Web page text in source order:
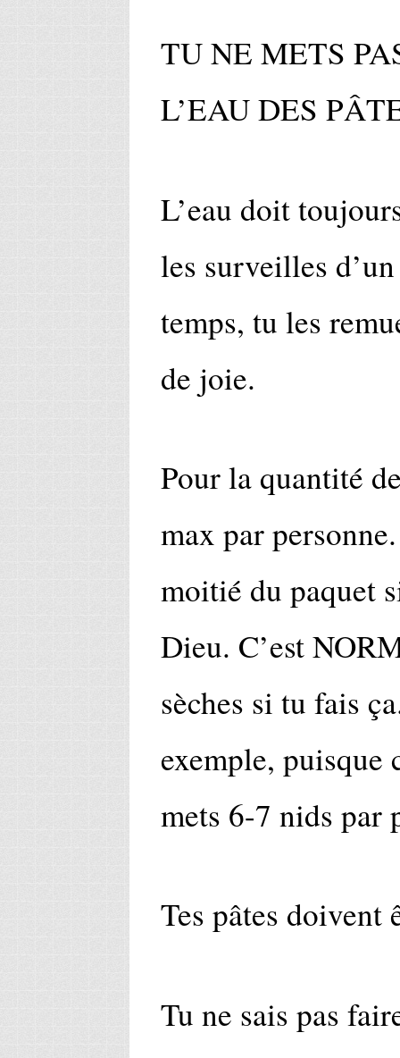
TU NE METS
L’EAU DES
L’eau doit
les surveilles
temps, tu les
de joie.
Pour la quantité
max par
moitié du paquet
Dieu. C’est
sèches si tu fais
exemple, puisque
mets 6-7 nids par
Tes pâtes doivent
Tu ne sais pas